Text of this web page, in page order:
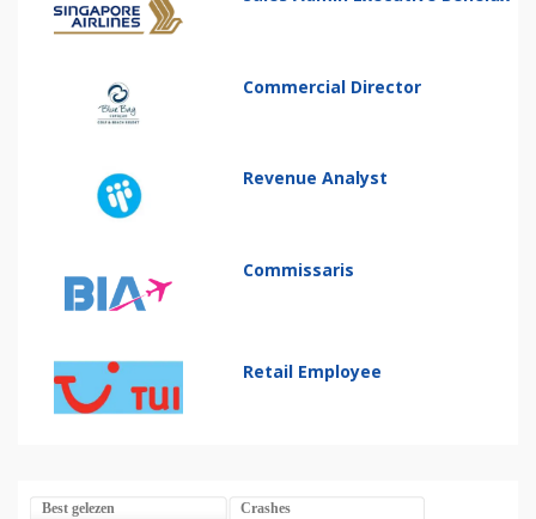
Commercial Director
Revenue Analyst
Commissaris
Retail Employee
Best gelezen Crashes